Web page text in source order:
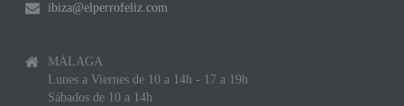
ibiza@elperrofeliz.com
MÁLAGA
Lunes a Viernes de 10 a 14h - 17 a 19h
Sábados de 10 a 14h